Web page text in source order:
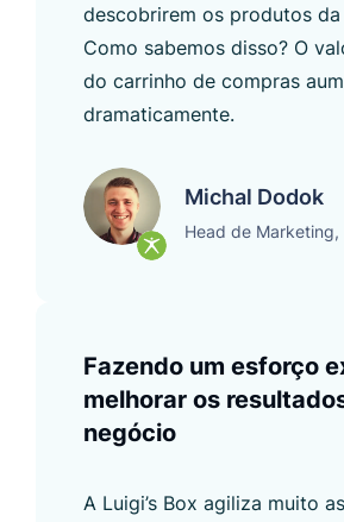
descobrirem os produtos
Como sabemos disso? O
do carrinho de compras
dramaticamente.
Michal Dodok
Head de Marketing,
Fazendo um esforço
melhorar os
negócio
A Luigi’s Box agiliza muito